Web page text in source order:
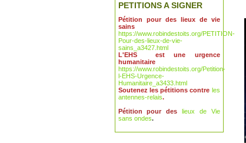
PETITIONS A SIGNER
Pétition pour des lieux de vie
sains
https://www.robindestoits.org/PETITION-
Pour-des-lieux-de-vie-
sains_a3427.html
L'EHS est une urgence
humanitaire
https://www.robindestoits.org/Petition-
l-EHS-Urgence-
Humanitaire_a3433.html
Soutenez les pétitions contre les
antennes-relais.
Pétition pour des
lieux de Vie
sans ondes.